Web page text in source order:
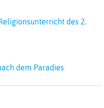
des 2.
dem Paradies